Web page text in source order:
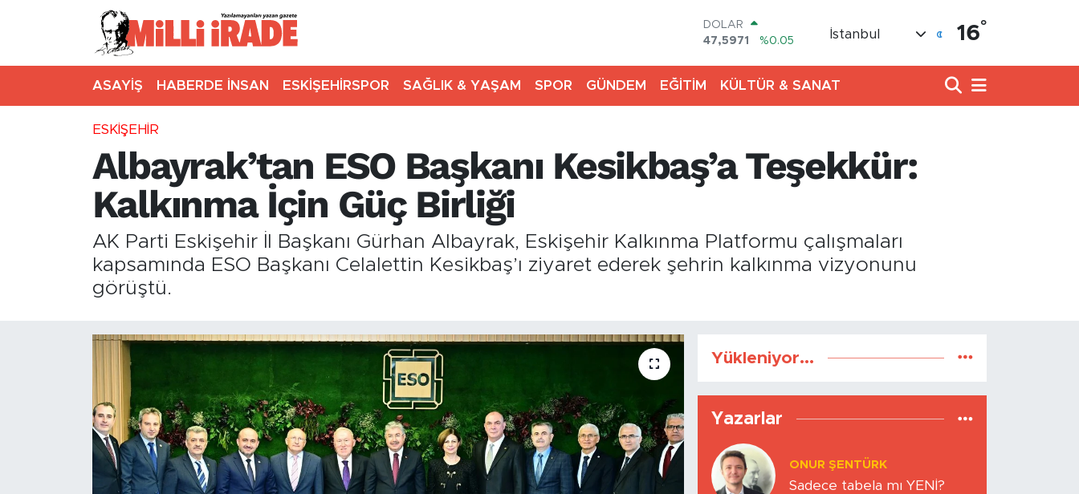
47,5971
EURO
STERLİN
64,2534
%0.22
BITCOIN
64.475,47
%0.66
İstanbul 16°
ASAYİŞ HABERDE İNSAN ESKİŞEHİRSPOR SAĞLIK & YAŞAM SPOR GÜNDEM EĞİTİM KÜLTÜR & SANAT
ESKİŞEHİR
Albayrak’tan ESO Başkanı Kesikbaş’a Teşekkür:
Kalkınma İçin Güç Birliği
AK Parti Eskişehir İl Başkanı Gürhan Albayrak, Eskişehir Kalkınma Platformu çalışmaları
kapsamında ESO Başkanı Celalettin Kesikbaş’ı ziyaret ederek şehrin kalkınma vizyonunu
görüştü.
Yükleniyor...
Yazarlar
ONUR ŞENTÜRK
Sadece tabela mı YENİ?